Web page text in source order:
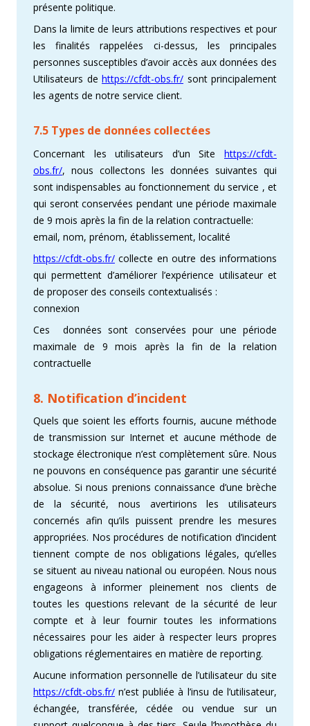
présente politique.
Dans la limite de leurs attributions respectives et pour
les finalités rappelées ci-dessus, les principales
personnes susceptibles d’avoir accès aux données des
Utilisateurs de https://cfdt-obs.fr/ sont principalement
les agents de notre service client.
7.5 Types de données collectées
Concernant les utilisateurs d’un Site https://cfdt-
obs.fr/, nous collectons les données suivantes qui
sont indispensables au fonctionnement du service , et
qui seront conservées pendant une période maximale
de 9 mois après la fin de la relation contractuelle:
email, nom, prénom, établissement, localité
https://cfdt-obs.fr/ collecte en outre des informations
qui permettent d’améliorer l’expérience utilisateur et
de proposer des conseils contextualisés :
connexion
Ces données sont conservées pour une période
maximale de 9 mois après la fin de la relation
contractuelle
8. Notification d’incident
Quels que soient les efforts fournis, aucune méthode
de transmission sur Internet et aucune méthode de
stockage électronique n’est complètement sûre. Nous
ne pouvons en conséquence pas garantir une sécurité
absolue. Si nous prenions connaissance d’une brèche
de la sécurité, nous avertirions les utilisateurs
concernés afin qu’ils puissent prendre les mesures
appropriées. Nos procédures de notification d’incident
tiennent compte de nos obligations légales, qu’elles
se situent au niveau national ou européen. Nous nous
engageons à informer pleinement nos clients de
toutes les questions relevant de la sécurité de leur
compte et à leur fournir toutes les informations
nécessaires pour les aider à respecter leurs propres
obligations réglementaires en matière de reporting.
Aucune information personnelle de l’utilisateur du site
https://cfdt-obs.fr/ n’est publiée à l’insu de l’utilisateur,
échangée, transférée, cédée ou vendue sur un